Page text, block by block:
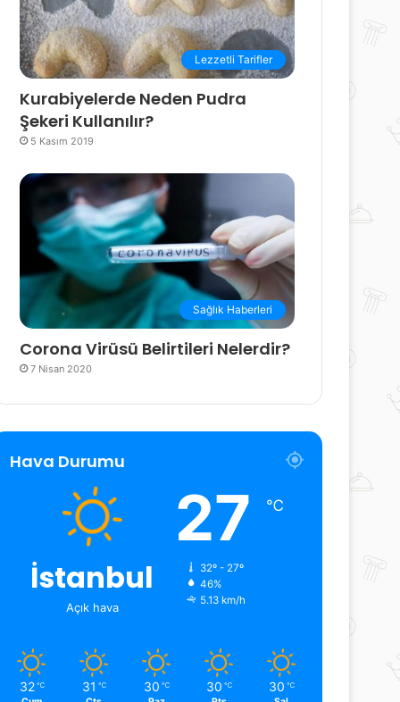
Lezzetli Tarifler
Kurabiyelerde Neden Pudra
Şekeri Kullanılır?
5 Kasım 2019
Sağlık Haberleri
Corona Virüsü Belirtileri Nelerdir?
7 Nisan 2020
Hava Durumu
İstanbul
Açık hava
27 ℃
32º - 27º
46%
5.13 km/h
32 ℃ 31 ℃ 30 ℃ 30 ℃ 30 ℃